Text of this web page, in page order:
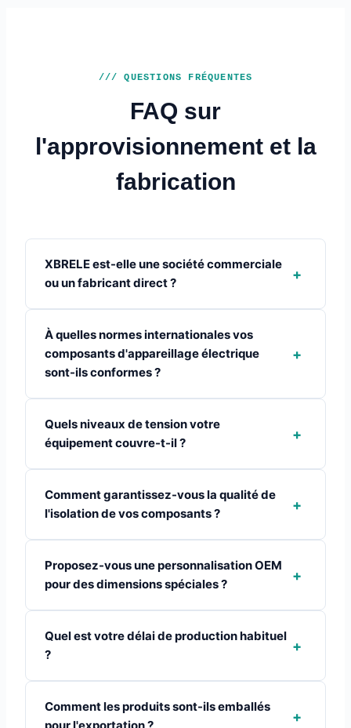
/// QUESTIONS FRÉQUENTES
FAQ sur
l'approvisionnement et la
fabrication
XBRELE est-elle une société commerciale
ou un fabricant direct ?
+
À quelles normes internationales vos
composants d'appareillage électrique
sont-ils conformes ?
+
Quels niveaux de tension votre
équipement couvre-t-il ?
+
Comment garantissez-vous la qualité de
l'isolation de vos composants ?
+
Proposez-vous une personnalisation OEM
pour des dimensions spéciales ?
+
Quel est votre délai de production habituel
?
+
Comment les produits sont-ils emballés
+